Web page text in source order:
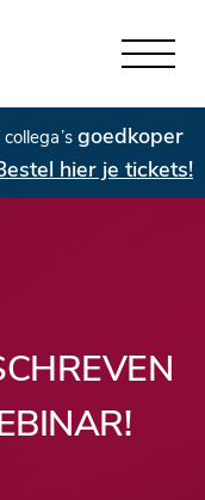
goedkoper
hier je tickets!